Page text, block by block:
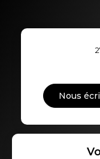
DISTANCE DE
RÉSULTATS DES
RESTAURANTS ET
Nous